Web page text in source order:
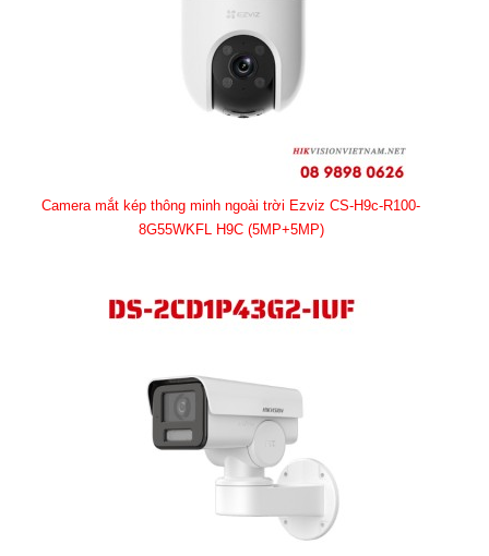
Camera mắt kép thông minh ngoài trời Ezviz CS-H9c-R100-
8G55WKFL H9C (5MP+5MP)